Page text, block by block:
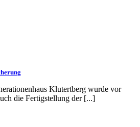
Klutertberg wurde vor
die Fertigstellung der [...]